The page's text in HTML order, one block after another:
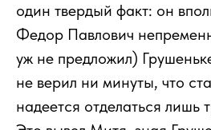
один твердый факт: он
Федор Павлович
уж не предложил)
не верил ни минуты, что
надеется отделаться лишь